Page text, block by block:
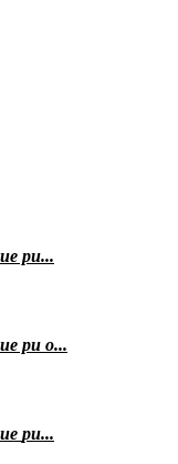
pu...
pu o...
pu...